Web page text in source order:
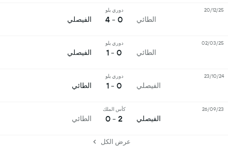
الطائي
دوري يلو
0 - 4 الفيصلي
20/12/25
الطائي
دوري يلو
0 - 1 الفيصلي
02/03/25
الفيصلي
دوري يلو
0 - 1 الطائي
23/10/24
الفيصلي
كأس الملك
2 - 0 الطائي
26/09/23
عرض الكل